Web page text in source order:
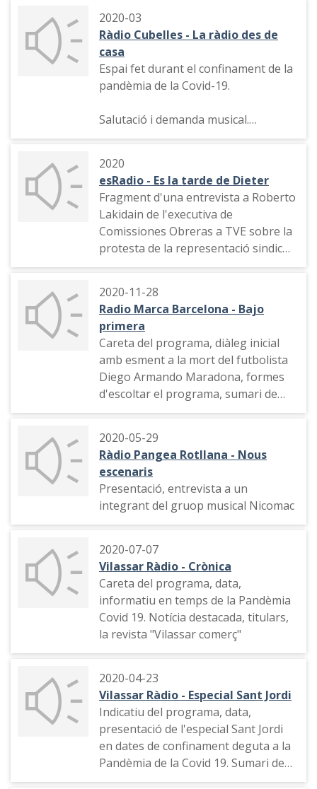
2020-03
Ràdio Cubelles - La ràdio des de
casa
Espai fet durant el confinament de la
pandèmia de la Covid-19.
Salutació i demanda musical.
indicatiu del programa.
2020
esRadio - Es la tarde de Dieter
Fragment d'una entrevista a Roberto
Lakidain de l'executiva de
Comissiones Obreras a TVE sobre la
protesta de la representació sindical
per l'entrevista al lider de Vox
2020-11-28
Radio Marca Barcelona - Bajo
primera
Careta del programa, diàleg inicial
amb esment a la mort del futbolista
Diego Armando Maradona, formes
d'escoltar el programa, sumari de
continguts, secció "Cantante o
2020-05-29
Ràdio Pangea Rotllana - Nous
escenaris
Presentació, entrevista a un
integrant del gruop musical Nicomac
2020-07-07
Vilassar Ràdio - Crònica
Careta del programa, data,
informatiu en temps de la Pandèmia
Covid 19. Notícia destacada, titulars,
la revista "Vilassar comerç"
2020-04-23
Vilassar Ràdio - Especial Sant Jordi
Indicatiu del programa, data,
presentació de l'especial Sant Jordi
en dates de confinament deguta a la
Pandèmia de la Covid 19. Sumari de
continguts, intervenció des de les